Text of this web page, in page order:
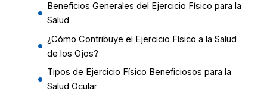
Beneficios Generales del Ejercicio Físico para la
Salud
¿Cómo Contribuye el Ejercicio Físico a la Salud
de los Ojos?
Tipos de Ejercicio Físico Beneficiosos para la
Salud Ocular